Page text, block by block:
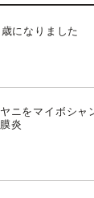
になりました
ニをマイボシ
炎